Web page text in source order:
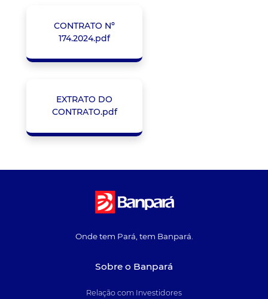
CONTRATO Nº
174.2024.pdf
EXTRATO DO
CONTRATO.pdf
Onde tem Pará, tem Banpará.
Sobre o Banpará
Relação com Investidores